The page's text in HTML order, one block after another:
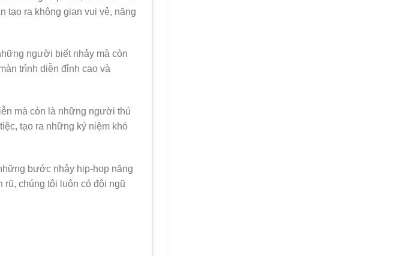
tạo ra không gian vui vẻ, năng
người biết nhảy mà còn
trình diễn đỉnh cao và
mà còn là những người thú
tạo ra những kỷ niệm khó
bước nhảy hip-hop năng
chúng tôi luôn có đội ngũ